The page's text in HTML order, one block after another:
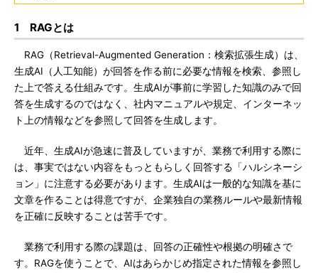
1 RAGとは
RAG（Retrieval-Augmented Generation：検索拡張生成）は、
生成AI（人工知能）が回答を作る前に必要な情報を検索、参照し
た上で答える仕組みです。生成AIが事前に学習した知識のみで回
答を生成するのではなく、社内マニュアルや規定、インターネッ
ト上の情報などを参照して回答を生成します。
近年、生成AIが急速に普及していますが、業務で利用する際に
は、事実ではない内容をもっともらしく回答する「ハルシネーシ
ョン」に注意する必要があります。生成AIは一般的な知識を基に
文章を作ることは得意ですが、企業独自の業務ルールや最新情報
を正確に反映することは苦手です。
業務で利用する際の課題は、回答の正確性や根拠の明確さで
す。RAGを使うことで、AIはあらかじめ指定された情報を参照し